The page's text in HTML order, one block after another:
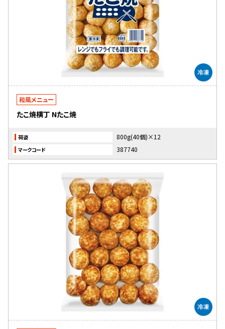
和風メニュー
たこ焼横丁 Nたこ焼
荷姿 800g(40個)×12
マークコード 387740